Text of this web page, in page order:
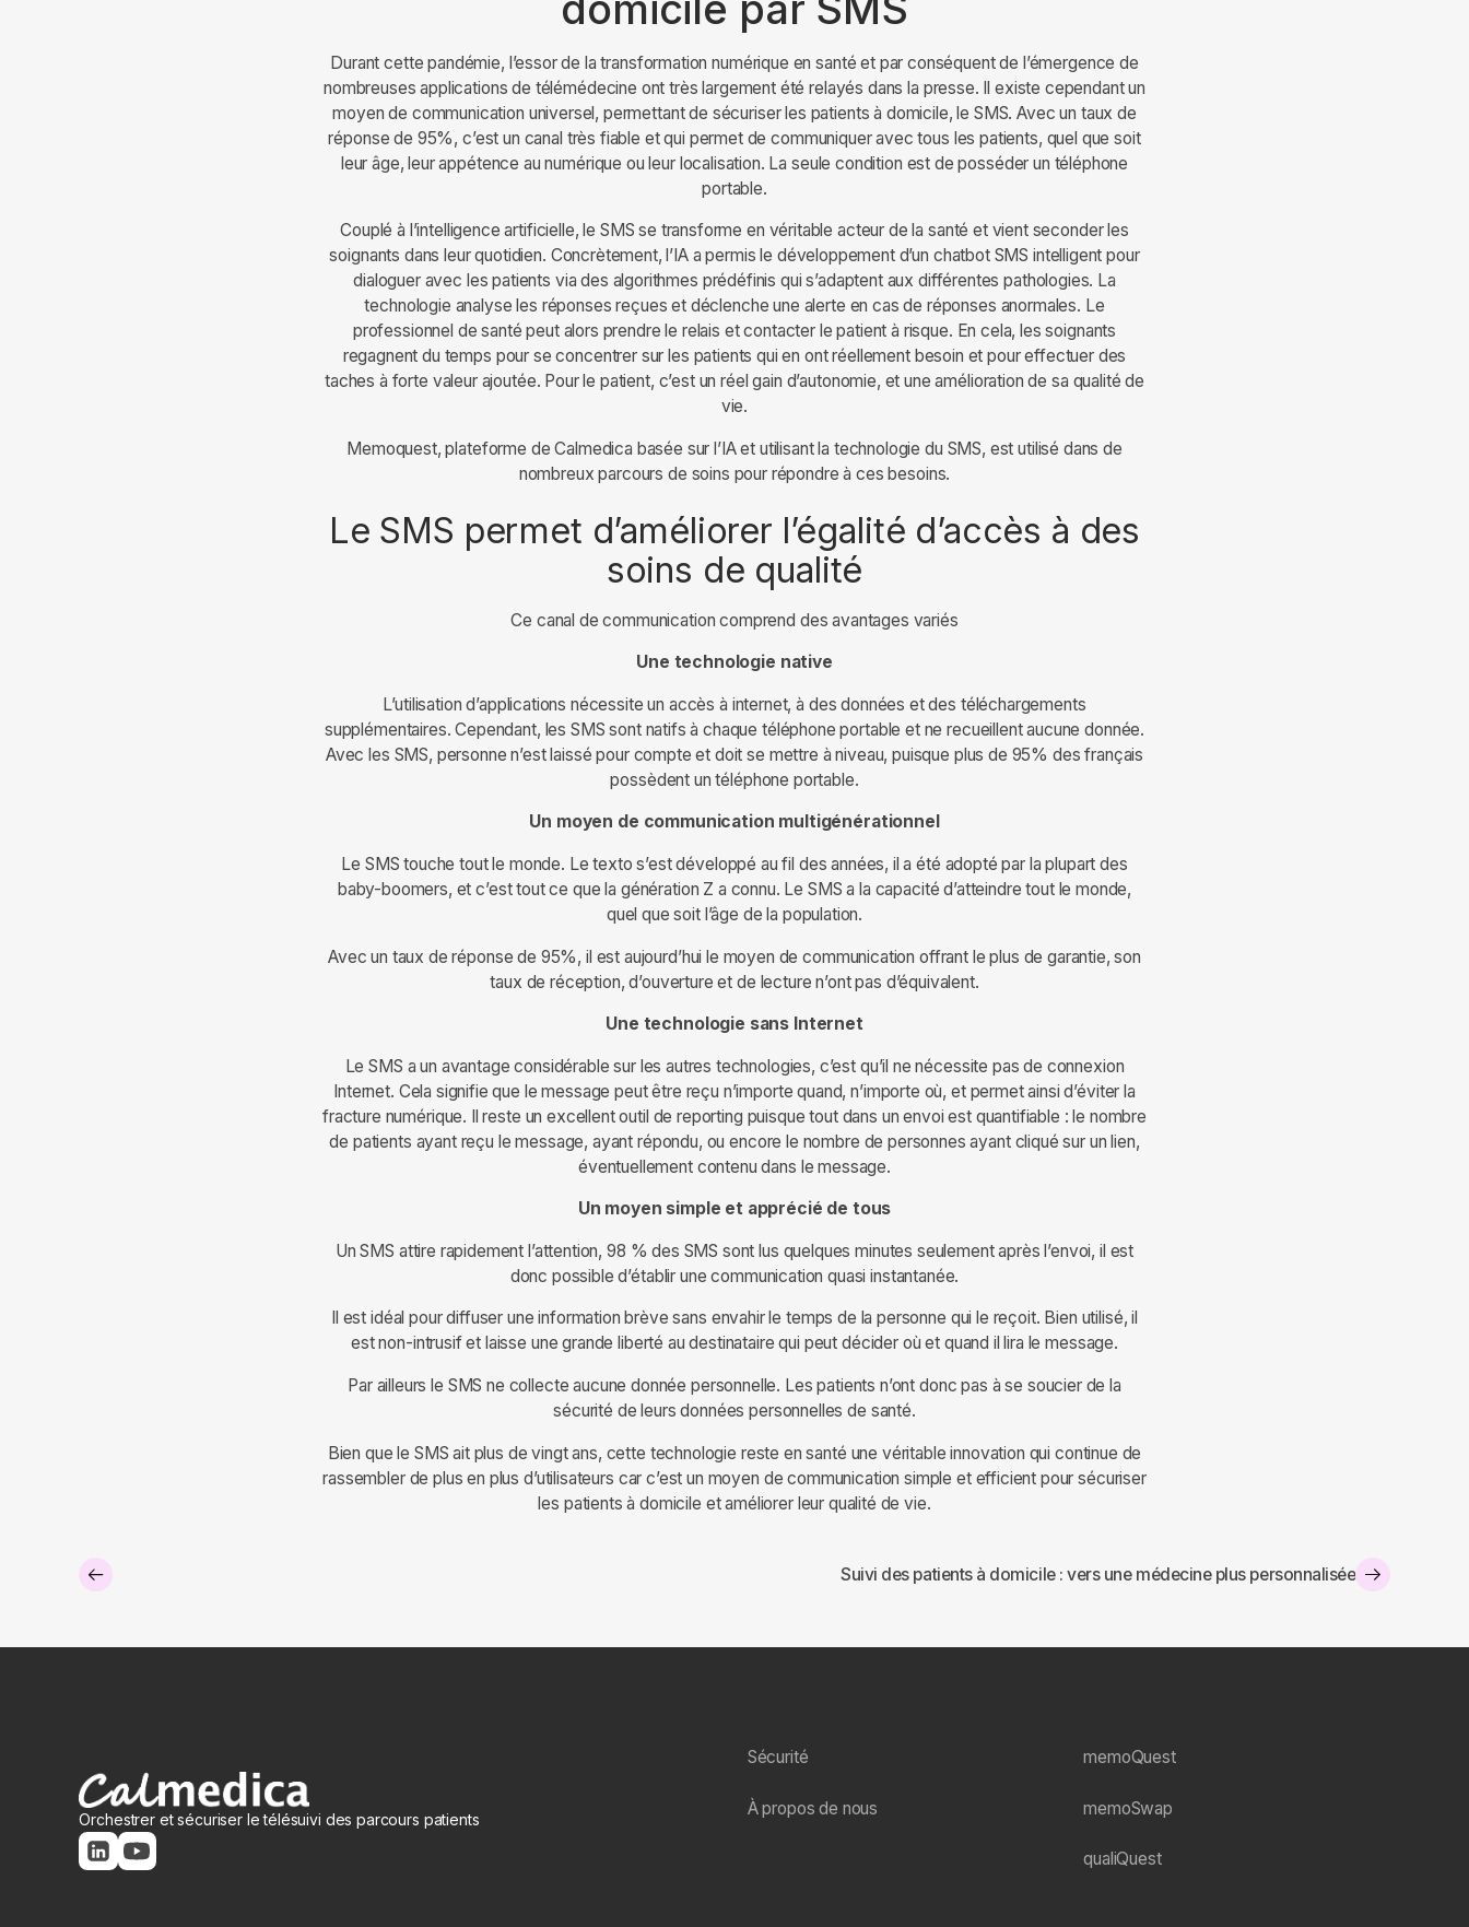
Durant cette pandémie, l’essor de la transformation numérique en santé et par conséquent de l’émergence de
nombreuses applications de télémédecine ont très largement été relayés dans la presse. Il existe cependant un
moyen de communication universel, permettant de sécuriser les patients à domicile, le SMS. Avec un taux de
réponse de 95%, c’est un canal très fiable et qui permet de communiquer avec tous les patients, quel que soit
leur âge, leur appétence au numérique ou leur localisation. La seule condition est de posséder un téléphone
portable.
Couplé à l’intelligence artificielle, le SMS se transforme en véritable acteur de la santé et vient seconder les
soignants dans leur quotidien. Concrètement, l’IA a permis le développement d’un chatbot SMS intelligent pour
dialoguer avec les patients via des algorithmes prédéfinis qui s’adaptent aux différentes pathologies. La
technologie analyse les réponses reçues et déclenche une alerte en cas de réponses anormales. Le
professionnel de santé peut alors prendre le relais et contacter le patient à risque. En cela, les soignants
regagnent du temps pour se concentrer sur les patients qui en ont réellement besoin et pour effectuer des
taches à forte valeur ajoutée. Pour le patient, c’est un réel gain d’autonomie, et une amélioration de sa qualité de
vie.
Memoquest, plateforme de Calmedica basée sur l’IA et utilisant la technologie du SMS, est utilisé dans de
nombreux parcours de soins pour répondre à ces besoins.
Le SMS permet d’améliorer l’égalité d’accès à des
soins de qualité
Ce canal de communication comprend des avantages variés
Une technologie native
L’utilisation d’applications nécessite un accès à internet, à des données et des téléchargements
supplémentaires. Cependant, les SMS sont natifs à chaque téléphone portable et ne recueillent aucune donnée.
Avec les SMS, personne n’est laissé pour compte et doit se mettre à niveau, puisque plus de 95% des français
possèdent un téléphone portable.
Un moyen de communication multigénérationnel
Le SMS touche tout le monde. Le texto s’est développé au fil des années, il a été adopté par la plupart des
baby-boomers, et c’est tout ce que la génération Z a connu. Le SMS a la capacité d’atteindre tout le monde,
quel que soit l’âge de la population.
Avec un taux de réponse de 95%, il est aujourd’hui le moyen de communication offrant le plus de garantie, son
taux de réception, d’ouverture et de lecture n’ont pas d’équivalent.
Une technologie sans Internet
Le SMS a un avantage considérable sur les autres technologies, c’est qu’il ne nécessite pas de connexion
Internet. Cela signifie que le message peut être reçu n’importe quand, n’importe où, et permet ainsi d’éviter la
fracture numérique. Il reste un excellent outil de reporting puisque tout dans un envoi est quantifiable : le nombre
de patients ayant reçu le message, ayant répondu, ou encore le nombre de personnes ayant cliqué sur un lien,
éventuellement contenu dans le message.
Un moyen simple et apprécié de tous
Un SMS attire rapidement l’attention, 98 % des SMS sont lus quelques minutes seulement après l’envoi, il est
donc possible d’établir une communication quasi instantanée.
Il est idéal pour diffuser une information brève sans envahir le temps de la personne qui le reçoit. Bien utilisé, il
est non-intrusif et laisse une grande liberté au destinataire qui peut décider où et quand il lira le message.
Par ailleurs le SMS ne collecte aucune donnée personnelle. Les patients n’ont donc pas à se soucier de la
sécurité de leurs données personnelles de santé.
Bien que le SMS ait plus de vingt ans, cette technologie reste en santé une véritable innovation qui continue de
rassembler de plus en plus d’utilisateurs car c’est un moyen de communication simple et efficient pour sécuriser
les patients à domicile et améliorer leur qualité de vie.
Suivi des patients à domicile : vers une médecine plus personnalisée
Orchestrer et sécuriser le télésuivi des parcours patients
Sécurité
À propos de nous
memoQuest
memoSwap
qualiQuest